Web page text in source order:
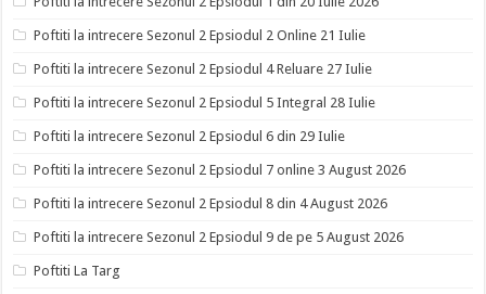
Poftiti la intrecere Sezonul 2 Epsiodul 2 Online 21 Iulie
Poftiti la intrecere Sezonul 2 Epsiodul 4 Reluare 27 Iulie
Poftiti la intrecere Sezonul 2 Epsiodul 5 Integral 28 Iulie
Poftiti la intrecere Sezonul 2 Epsiodul 6 din 29 Iulie
Poftiti la intrecere Sezonul 2 Epsiodul 7 online 3 August 2026
Poftiti la intrecere Sezonul 2 Epsiodul 8 din 4 August 2026
Poftiti la intrecere Sezonul 2 Epsiodul 9 de pe 5 August 2026
Poftiti La Targ